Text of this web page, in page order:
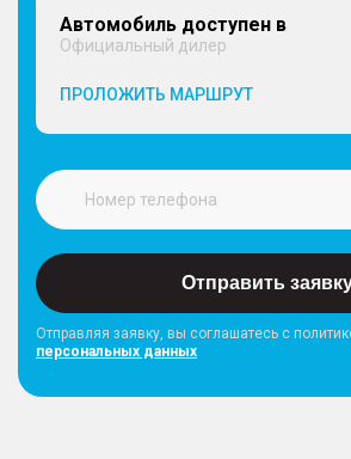
Автомобиль доступен в
Официальный дилер
ПРОЛОЖИТЬ МАРШРУТ
Отправить
Отправляя заявку, вы соглашатесь с
персональных данных